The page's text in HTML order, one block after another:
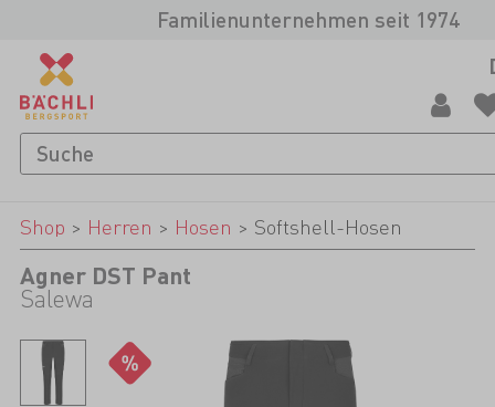
Familienunternehmen seit 1974
Shop > Herren > Hosen > Softshell-Hosen
Agner DST Pant
Salewa